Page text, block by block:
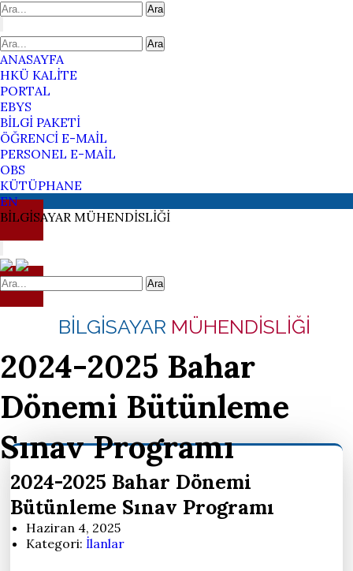
Ara
Ara
ANASAYFA
HKÜ KALİTE
PORTAL
EBYS
BİLGİ PAKETİ
ÖĞRENCİ E-MAİL
PERSONEL E-MAİL
OBS
KÜTÜPHANE
EN
BİLGİSAYAR MÜHENDİSLİĞİ
Ara
BİLGİSAYAR MÜHENDİSLİĞİ
2024-2025 Bahar
Dönemi Bütünleme
Sınav Programı
2024-2025 Bahar Dönemi
Bütünleme Sınav Programı
Haziran 4, 2025
Kategori: İlanlar